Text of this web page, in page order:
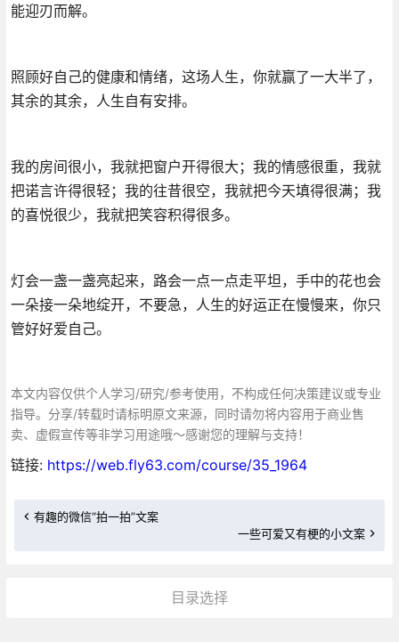
能迎刃而解。
照顾好自己的健康和情绪，这场人生，你就赢了一大半了，
其余的其余，人生自有安排。
我的房间很小，我就把窗户开得很大；我的情感很重，我就
把诺言许得很轻；我的往昔很空，我就把今天填得很满；我
的喜悦很少，我就把笑容积得很多。
灯会一盏一盏亮起来，路会一点一点走平坦，手中的花也会
一朵接一朵地绽开，不要急，人生的好运正在慢慢来，你只
管好好爱自己。
本文内容仅供个人学习/研究/参考使用，不构成任何决策建议或专业
指导。分享/转载时请标明原文来源，同时请勿将内容用于商业售
卖、虚假宣传等非学习用途哦～感谢您的理解与支持！
链接: https://web.fly63.com/course/35_1964
有趣的微信“拍一拍”文案
一些可爱又有梗的小文案
目录选择